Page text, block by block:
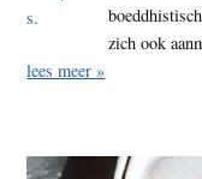
zich ook
lees meer »